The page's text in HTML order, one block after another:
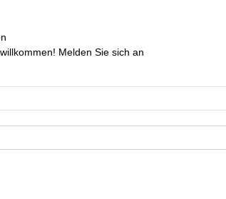
Melden Sie sich an